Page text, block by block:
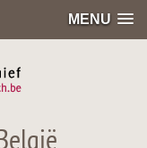
MENU